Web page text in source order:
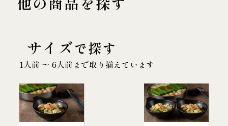
サイズで探す
1人前 〜 6人前まで取り揃えています